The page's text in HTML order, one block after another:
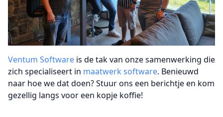
Ventum Software is de tak van onze samenwerking die
zich specialiseert in maatwerk software. Benieuwd
naar hoe we dat doen? Stuur ons een berichtje en kom
gezellig langs voor een kopje koffie!